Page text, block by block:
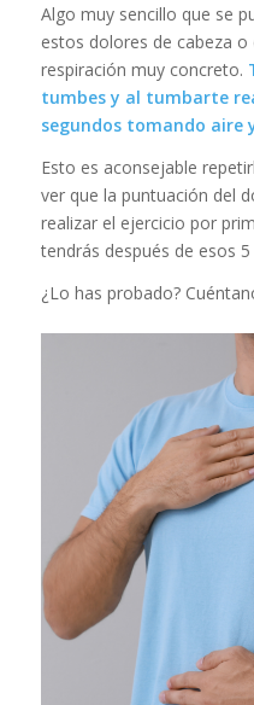
Algo muy sencillo que se
estos dolores de cabeza
respiración muy concreto.
tumbes y al tumbarte
segundos tomando aire
Esto es aconsejable
ver que la puntuación del
realizar el ejercicio por
tendrás después de esos
¿Lo has probado?